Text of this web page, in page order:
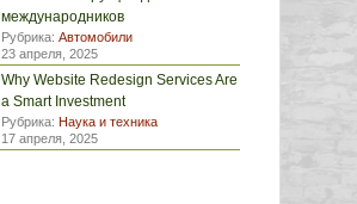
международников
Рубрика: Автомобили
23 апреля, 2025
Why Website Redesign Services Are
a Smart Investment
Рубрика: Наука и техника
17 апреля, 2025